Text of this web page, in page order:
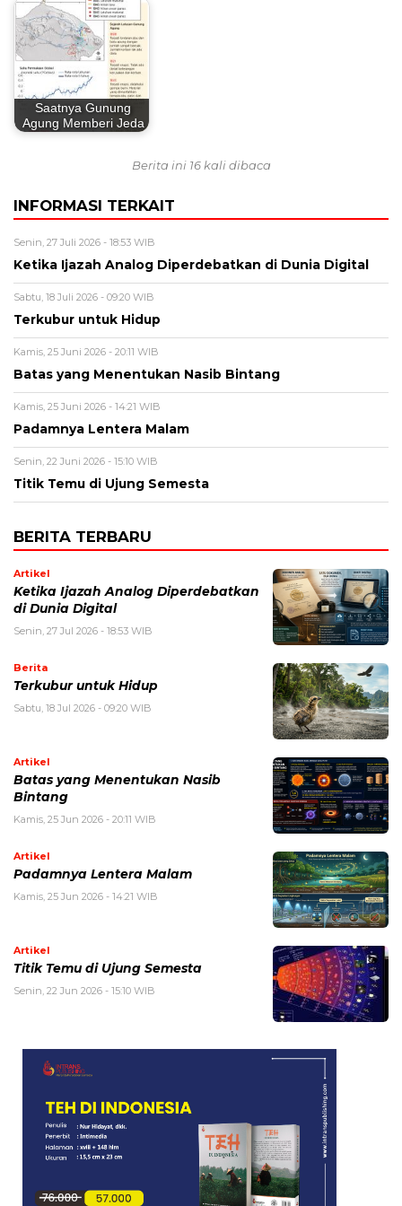
Saatnya Gunung
Agung Memberi Jeda
Berita ini 16 kali dibaca
INFORMASI TERKAIT
Senin, 27 Juli 2026 - 18:53 WIB
Ketika Ijazah Analog Diperdebatkan di Dunia Digital
Sabtu, 18 Juli 2026 - 09:20 WIB
Terkubur untuk Hidup
Kamis, 25 Juni 2026 - 20:11 WIB
Batas yang Menentukan Nasib Bintang
Kamis, 25 Juni 2026 - 14:21 WIB
Padamnya Lentera Malam
Senin, 22 Juni 2026 - 15:10 WIB
Titik Temu di Ujung Semesta
BERITA TERBARU
Artikel
Ketika Ijazah Analog Diperdebatkan
di Dunia Digital
Senin, 27 Jul 2026 - 18:53 WIB
Berita
Terkubur untuk Hidup
Sabtu, 18 Jul 2026 - 09:20 WIB
Artikel
Batas yang Menentukan Nasib
Bintang
Kamis, 25 Jun 2026 - 20:11 WIB
Artikel
Padamnya Lentera Malam
Kamis, 25 Jun 2026 - 14:21 WIB
Artikel
Titik Temu di Ujung Semesta
Senin, 22 Jun 2026 - 15:10 WIB